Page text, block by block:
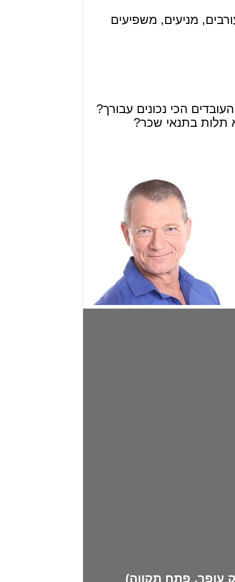
מניעים, משפיעים
הכי נכונים עבורך?
תלות בתנאי שכר?
עופר, פתח תקווה)